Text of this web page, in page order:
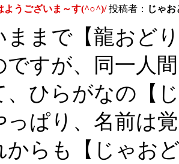
ようございま～す(^○^)/投稿者： じゃお
ままで【龍おど
ですが、同一人
、ひらがなの【
っぱり、名前は
からも【じゃお